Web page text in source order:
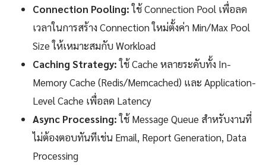
Connection Pooling:ใช้ Connection Pool เพื่อลด
เวลาในการสร้าง Connection ใหม่ตั้งค่า Min/Max Pool
Size ให้เหมาะสมกับ Workload
Caching Strategy:ใช้ Cache หลายระดับทั้ง In-
Memory Cache (Redis/Memcached) และ Application-
Level Cache เพื่อลด Latency
Async Processing:ใช้ Message Queue สำหรับงานที่
ไม่ต้องตอบทันทีเช่น Email, Report Generation, Data
Processing